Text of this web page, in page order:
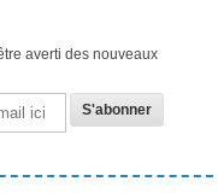
averti des nouveaux